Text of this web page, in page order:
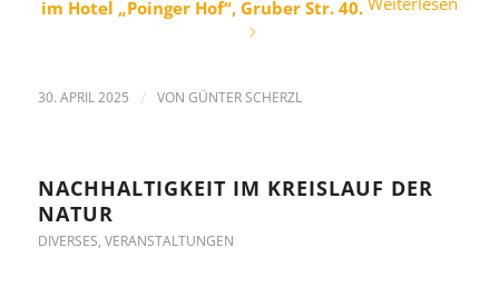
im Hotel „Poinger Hof“, Gruber Str. 40.
30. APRIL 2025 / VON GÜNTER SCHERZL
NACHHALTIGKEIT IM KREISLAUF DER
NATUR
DIVERSES, VERANSTALTUNGEN